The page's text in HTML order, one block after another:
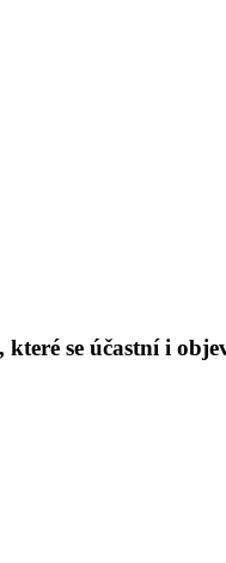
se účastní i